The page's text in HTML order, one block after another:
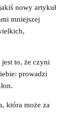
nowy artykuł
mniejszej
to, że czyni
prowadzi
która może za